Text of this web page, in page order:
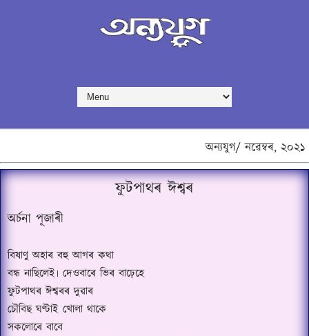
অন্যযুগ/ নৱেম্বৰ, ২০২১
ফুটপাথৰ ঈশ্বৰ
অৰ্চনা পূজাৰী
বিষাণু অহাৰ বহু আগৰ কথা
বন্ধ নাছিলেই৷ দেওবাৰে ভিৰ বাঢ়েহে
ফুটপাথৰ ঈশ্বৰৰ দুৱাৰ
চৌবিছ ঘণ্টাই খোলা থাকে
সকলোৰে বাবে